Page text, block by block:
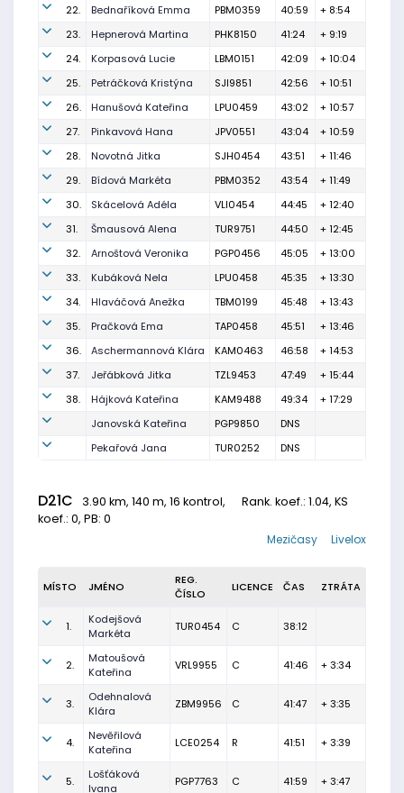
22.
Bednaříková Emma PBM0359 40:59
+ 8:54
23.
Hepnerová Martina PHK8150 41:24
+ 9:19
24.
Korpasová Lucie LBM0151 42:09
+ 10:04
25.
Petráčková Kristýna SJI9851 42:56
+ 10:51
26.
Hanušová Kateřina LPU0459 43:02
+ 10:57
27.
Pinkavová Hana JPV0551 43:04
+ 10:59
28.
Novotná Jitka SJH0454 43:51
+ 11:46
29.
Bídová Markéta PBM0352 43:54
+ 11:49
30.
Skácelová Adéla VLI0454 44:45
+ 12:40
31.
Šmausová Alena TUR9751 44:50
+ 12:45
32.
Arnoštová Veronika PGP0456 45:05
+ 13:00
33.
Kubáková Nela LPU0458 45:35
+ 13:30
34.
Hlaváčová Anežka TBM0199 45:48
+ 13:43
35.
Pračková Ema TAP0458 45:51
+ 13:46
36.
Aschermannová Klára KAM0463 46:58
+ 14:53
37.
Jeřábková Jitka TZL9453 47:49
+ 15:44
38.
Hájková Kateřina KAM9488 49:34
+ 17:29
Janovská Kateřina
PGP9850
DNS
Pekařová Jana
TUR0252 DNS
D21C 3.90 km, 140 m, 16 kontrol, Rank. koef.: 1.04, KS
koef.: 0, PB: 0
Livelox
Mezičasy
MÍSTO JMÉNO
REG.
ČÍSLO
LICENCE ČAS ZTRÁTA
1.
Kodejšová
Markéta
TUR0454 C 38:12
2.
Matoušová
Kateřina
VRL9955 C 41:46 + 3:34
3.
Odehnalová
Klára
ZBM9956 C 41:47 + 3:35
4.
Nevěřilová
Kateřina
LCE0254 R 41:51 + 3:39
5.
Lošťáková
Ivana
PGP7763 C 41:59 + 3:47